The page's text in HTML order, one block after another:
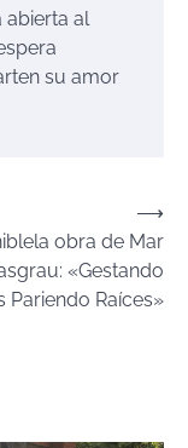
abierta al
su amor
obra de Mar
«Gestando
Pariendo Raíces»
⟶